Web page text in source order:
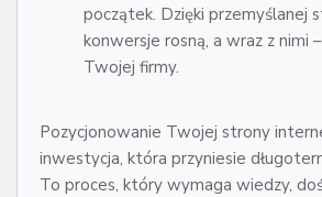
początek. Dzięki przemyślanej
konwersje rosną, a wraz z nimi
Twojej firmy.
Pozycjonowanie Twojej strony
inwestycja, która przyniesie
To proces, który wymaga wiedzy,